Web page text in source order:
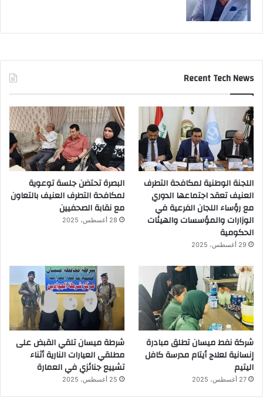
Recent Tech News
اللجنة الوطنية لمكافحة التطرف
العنيف تعقد اجتماعها الدوري
مع رؤساء اللجان الفرعية في
الوزارات والمؤسسات والهيئات
الحكومية
29 أغسطس، 2025
البصرة تحتضن جلسة توعوية
لمكافحة التطرف العنيف بالتعاون
مع نقابة الصحفيين
28 أغسطس، 2025
شركة نفط ميسان تطلق مبادرة
إنسانية لعلاج أيتام مدرسة كافل
اليتيم
27 أغسطس، 2025
شرطة ميسان تلقي القبض على
مطلقي العيارات النارية أثناء
تشييع جنائزي في العمارة
25 أغسطس، 2025